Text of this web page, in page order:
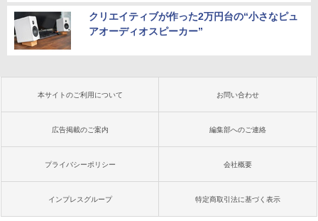
クリエイティブが作った2万円台の“小さなピュ
アオーディオスピーカー”
本サイトのご利用について お問い合わせ
広告掲載のご案内 編集部へのご連絡
プライバシーポリシー 会社概要
インプレスグループ 特定商取引法に基づく表示